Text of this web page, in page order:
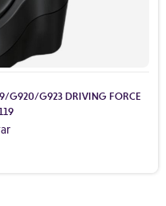
G920/G923 DRIVING FORCE